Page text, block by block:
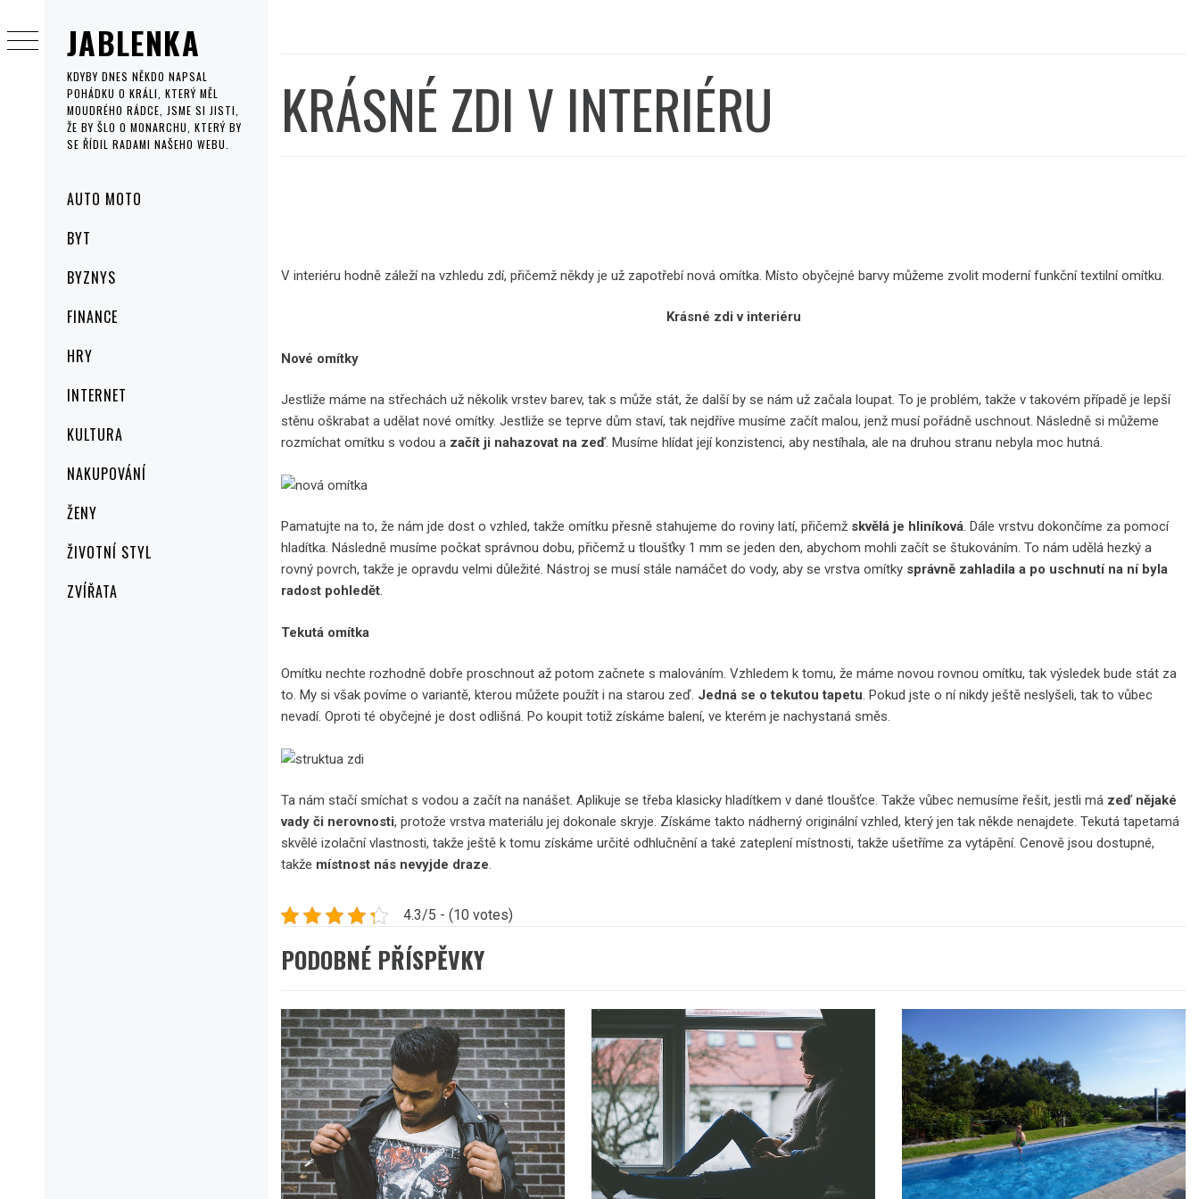
JABLENKA
KDYBY DNES NĚKDO NAPSAL
POHÁDKU O KRÁLI, KTERÝ MĚL
MOUDRÉHO RÁDCE, JSME SI JISTI,
ŽE BY ŠLO O MONARCHU, KTERÝ BY
SE ŘÍDIL RADAMI NAŠEHO WEBU.
MenuAUTO MOTO
BYT
BYZNYS
FINANCE
HRY
INTERNET
KULTURA
NAKUPOVÁNÍ
ŽENY
ŽIVOTNÍ STYL
ZVÍŘATA
to
content
KRÁSNÉ ZDI V INTERIÉRU
V interiéru hodně záleží na vzhledu zdí, přičemž někdy je už zapotřebí nová omítka. Místo obyčejné barvy můžeme zvolit moderní funkční textilní omítku.
Krásné zdi v interiéru
Nové omítky
Jestliže máme na střechách už několik vrstev barev, tak s může stát, že další by se nám už začala loupat. To je problém, takže v takovém případě je lepší
stěnu oškrabat a udělat nové omítky. Jestliže se teprve dům staví, tak nejdříve musíme začít malou, jenž musí pořádně uschnout. Následně si můžeme
rozmíchat omítku s vodou a začít ji nahazovat na zeď. Musíme hlídat její konzistenci, aby nestíhala, ale na druhou stranu nebyla moc hutná.
Pamatujte na to, že nám jde dost o vzhled, takže omítku přesně stahujeme do roviny latí, přičemž skvělá je hliníková. Dále vrstvu dokončíme za pomocí
hladítka. Následně musíme počkat správnou dobu, přičemž u tloušťky 1 mm se jeden den, abychom mohli začít se štukováním. To nám udělá hezký a
rovný povrch, takže je opravdu velmi důležité. Nástroj se musí stále namáčet do vody, aby se vrstva omítky správně zahladila a po uschnutí na ní byla
radost pohledět.
Tekutá omítka
Omítku nechte rozhodně dobře proschnout až potom začnete s malováním. Vzhledem k tomu, že máme novou rovnou omítku, tak výsledek bude stát za
to. My si však povíme o variantě, kterou můžete použít i na starou zeď. Jedná se o tekutou tapetu. Pokud jste o ní nikdy ještě neslyšeli, tak to vůbec
nevadí. Oproti té obyčejné je dost odlišná. Po koupit totiž získáme balení, ve kterém je nachystaná směs.
Ta nám stačí smíchat s vodou a začít na nanášet. Aplikuje se třeba klasicky hladítkem v dané tloušťce. Takže vůbec nemusíme řešit, jestli má zeď nějaké
vady či nerovnosti, protože vrstva materiálu jej dokonale skryje. Získáme takto nádherný originální vzhled, který jen tak někde nenajdete. Tekutá tapetamá
skvělé izolační vlastnosti, takže ještě k tomu získáme určité odhlučnění a také zateplení místnosti, takže ušetříme za vytápění. Cenově jsou dostupné,
takže místnost nás nevyjde draze.
4.3/5 - (10 votes)
PODOBNÉ PŘÍSPĚVKY